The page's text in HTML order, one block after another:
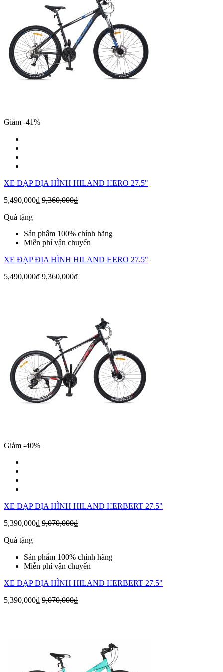
Giảm -41%
XE ĐẠP ĐỊA HÌNH HILAND HERO 27.5"
5,490,000₫ 9,360,000₫
Quà tặng
Sản phẩm 100% chính hãng
Miễn phí vận chuyển
XE ĐẠP ĐỊA HÌNH HILAND HERO 27.5"
5,490,000₫ 9,360,000₫
Giảm -40%
XE ĐẠP ĐỊA HÌNH HILAND HERBERT 27.5"
5,390,000₫ 9,070,000₫
Quà tặng
Sản phẩm 100% chính hãng
Miễn phí vận chuyển
XE ĐẠP ĐỊA HÌNH HILAND HERBERT 27.5"
5,390,000₫ 9,070,000₫